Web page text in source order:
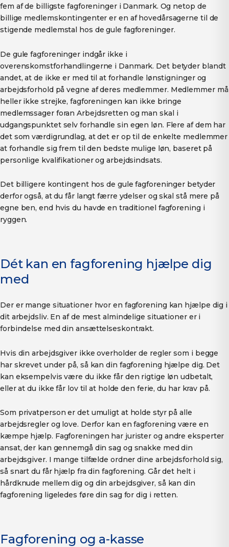
fem af de billigste fagforeninger i Danmark. Og netop de
billige medlemskontingenter er en af hovedårsagerne til de
stigende medlemstal hos de gule fagforeninger.
De gule fagforeninger indgår ikke i
overenskomstforhandlingerne i Danmark. Det betyder blandt
andet, at de ikke er med til at forhandle lønstigninger og
arbejdsforhold på vegne af deres medlemmer. Medlemmer må
heller ikke strejke, fagforeningen kan ikke bringe
medlemssager foran Arbejdsretten og man skal i
udgangspunktet selv forhandle sin egen løn. Flere af dem har
det som værdigrundlag, at det er op til de enkelte medlemmer
at forhandle sig frem til den bedste mulige løn, baseret på
personlige kvalifikationer og arbejdsindsats.
Det billigere kontingent hos de gule fagforeninger betyder
derfor også, at du får langt færre ydelser og skal stå mere på
egne ben, end hvis du havde en traditionel fagforening i
ryggen.
Dét kan en fagforening hjælpe dig
med
Der er mange situationer hvor en fagforening kan hjælpe dig i
dit arbejdsliv. En af de mest almindelige situationer er i
forbindelse med din ansættelseskontrakt.
Hvis din arbejdsgiver ikke overholder de regler som i begge
har skrevet under på, så kan din fagforening hjælpe dig. Det
kan eksempelvis være du ikke får den rigtige løn udbetalt,
eller at du ikke får lov til at holde den ferie, du har krav på.
Som privatperson er det umuligt at holde styr på alle
arbejdsregler og love. Derfor kan en fagforening være en
kæmpe hjælp. Fagforeningen har jurister og andre eksperter
ansat, der kan gennemgå din sag og snakke med din
arbejdsgiver. I mange tilfælde ordner dine arbejdsforhold sig,
så snart du får hjælp fra din fagforening. Går det helt i
hårdknude mellem dig og din arbejdsgiver, så kan din
fagforening ligeledes føre din sag for dig i retten.
Fagforening og a-kasse